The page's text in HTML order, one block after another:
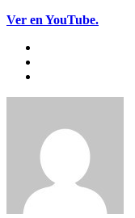
Ver en YouTube.